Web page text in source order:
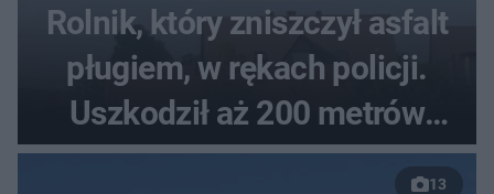
Rolnik, który zniszczył asfalt
pługiem, w rękach policji.
Uszkodził aż 200 metrów
nowej drogi
13